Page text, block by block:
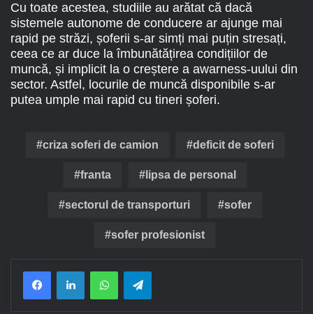
Cu toate acestea, studiile au arătat că dacă
sistemele autonome de conducere ar ajunge mai
rapid pe străzi, șoferii s-ar simți mai puțin stresați,
ceea ce ar duce la îmbunătățirea condițiilor de
muncă, și implicit la o creștere a awarness-uului din
sector. Astfel, locurile de muncă disponibile s-ar
putea umple mai rapid cu tineri șoferi.
criza soferi de camion deficit de soferi
franta lipsa de personal
sectorul de transporturi sofer
sofer profesionist